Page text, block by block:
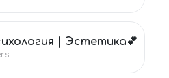
| Эстетика💕